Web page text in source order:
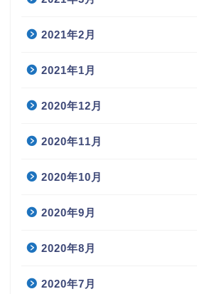
2021年2月
2021年1月
2020年12月
2020年11月
2020年10月
2020年9月
2020年8月
2020年7月